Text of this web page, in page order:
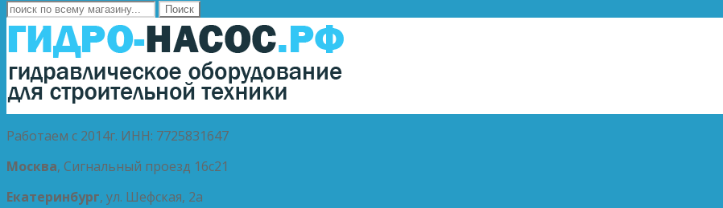
Работаем с 2014г. ИНН: 7725831647
Москва, Сигнальный проезд 16с21
Екатеринбург, ул. Шефская, 2а